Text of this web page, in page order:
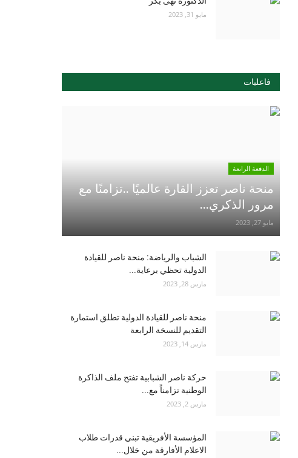
مايو 31, 2023
فاعليات
الدفعة الرابعة
منحة ناصر تعزز القارة عالميًا ..تزامنًا مع
مرور الذكري...
مايو 27, 2023
الشباب والرياضة: منحة ناصر للقيادة
الدولية تحظي برعاية...
مارس 28, 2023
منحة ناصر للقيادة الدولية تطلق استمارة
التقديم للنسخة الرابعة
مارس 14, 2023
حركة ناصر الشبابية تفتح ملف الذاكرة
الوطنية تزامناً مع...
مارس 2, 2023
المؤسسة الأفريقية تبني قدرات طلاب
الاعلام الأفارقة من خلال...